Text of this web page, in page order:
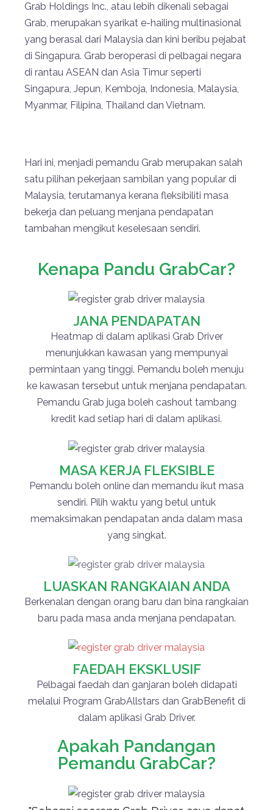
Grab Holdings Inc., atau lebih dikenali sebagai
Grab, merupakan syarikat e-hailing multinasional
yang berasal dari Malaysia dan kini beribu pejabat
di Singapura. Grab beroperasi di pelbagai negara
di rantau ASEAN dan Asia Timur seperti
Singapura, Jepun, Kemboja, Indonesia, Malaysia,
Myanmar, Filipina, Thailand dan Vietnam.
Hari ini, menjadi pemandu Grab merupakan salah
satu pilihan pekerjaan sambilan yang popular di
Malaysia, terutamanya kerana fleksibiliti masa
bekerja dan peluang menjana pendapatan
tambahan mengikut keselesaan sendiri.
Kenapa Pandu GrabCar?
JANA PENDAPATAN
Heatmap di dalam aplikasi Grab Driver
menunjukkan kawasan yang mempunyai
permintaan yang tinggi. Pemandu boleh menuju
ke kawasan tersebut untuk menjana pendapatan.
Pemandu Grab juga boleh cashout tambang
kredit kad setiap hari di dalam aplikasi.
MASA KERJA FLEKSIBLE
Pemandu boleh online dan memandu ikut masa
sendiri. Pilih waktu yang betul untuk
memaksimakan pendapatan anda dalam masa
yang singkat.
LUASKAN RANGKAIAN ANDA
Berkenalan dengan orang baru dan bina rangkaian
baru pada masa anda menjana pendapatan.
FAEDAH EKSKLUSIF
Pelbagai faedah dan ganjaran boleh didapati
melalui Program GrabAllstars dan GrabBenefit di
dalam aplikasi Grab Driver.
Apakah Pandangan
Pemandu GrabCar?